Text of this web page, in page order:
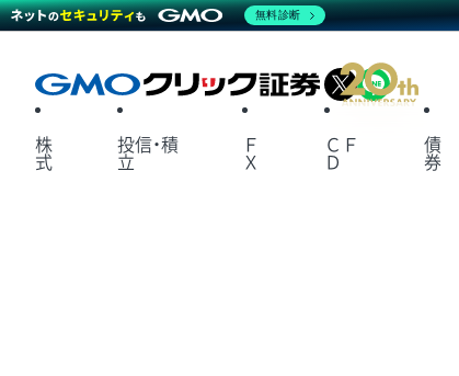
X
株
式
投信・積
立
Ｆ
Ｘ
ＣＦ
Ｄ
債
券
無料診断